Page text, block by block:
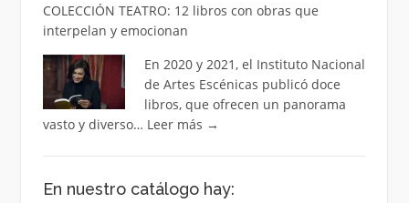
COLECCIÓN TEATRO: 12 libros con obras que
interpelan y emocionan
En 2020 y 2021, el Instituto Nacional
de Artes Escénicas publicó doce
libros, que ofrecen un panorama
vasto y diverso… Leer más →
En nuestro catálogo hay: